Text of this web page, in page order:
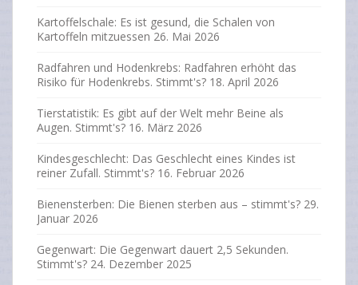
Kartoffelschale: Es ist gesund, die Schalen von
Kartoffeln mitzuessen 26. Mai 2026
Radfahren und Hodenkrebs: Radfahren erhöht das
Risiko für Hodenkrebs. Stimmt's? 18. April 2026
Tierstatistik: Es gibt auf der Welt mehr Beine als
Augen. Stimmt's? 16. März 2026
Kindesgeschlecht: Das Geschlecht eines Kindes ist
reiner Zufall. Stimmt's? 16. Februar 2026
Bienensterben: Die Bienen sterben aus – stimmt's? 29.
Januar 2026
Gegenwart: Die Gegenwart dauert 2,5 Sekunden.
Stimmt's? 24. Dezember 2025